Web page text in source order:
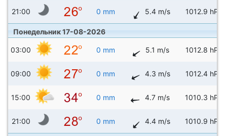
21:00 0 mm 5.4 m/s 1012.9 hPa
Понедельник 17-08-2026
03:00 0 mm 5.1 m/s 1012.8 hPa
09:00 0 mm 4.3 m/s 1012.4 hPa
15:00 0 mm 4.7 m/s 1010.3 hPa
21:00 0 mm 4.4 m/s 1010.9 hPa